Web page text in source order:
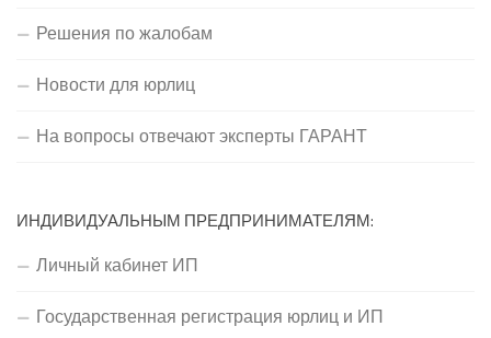
Решения по жалобам
Новости для юрлиц
На вопросы отвечают эксперты ГАРАНТ
ИНДИВИДУАЛЬНЫМ ПРЕДПРИНИМАТЕЛЯМ:
Личный кабинет ИП
Государственная регистрация юрлиц и ИП